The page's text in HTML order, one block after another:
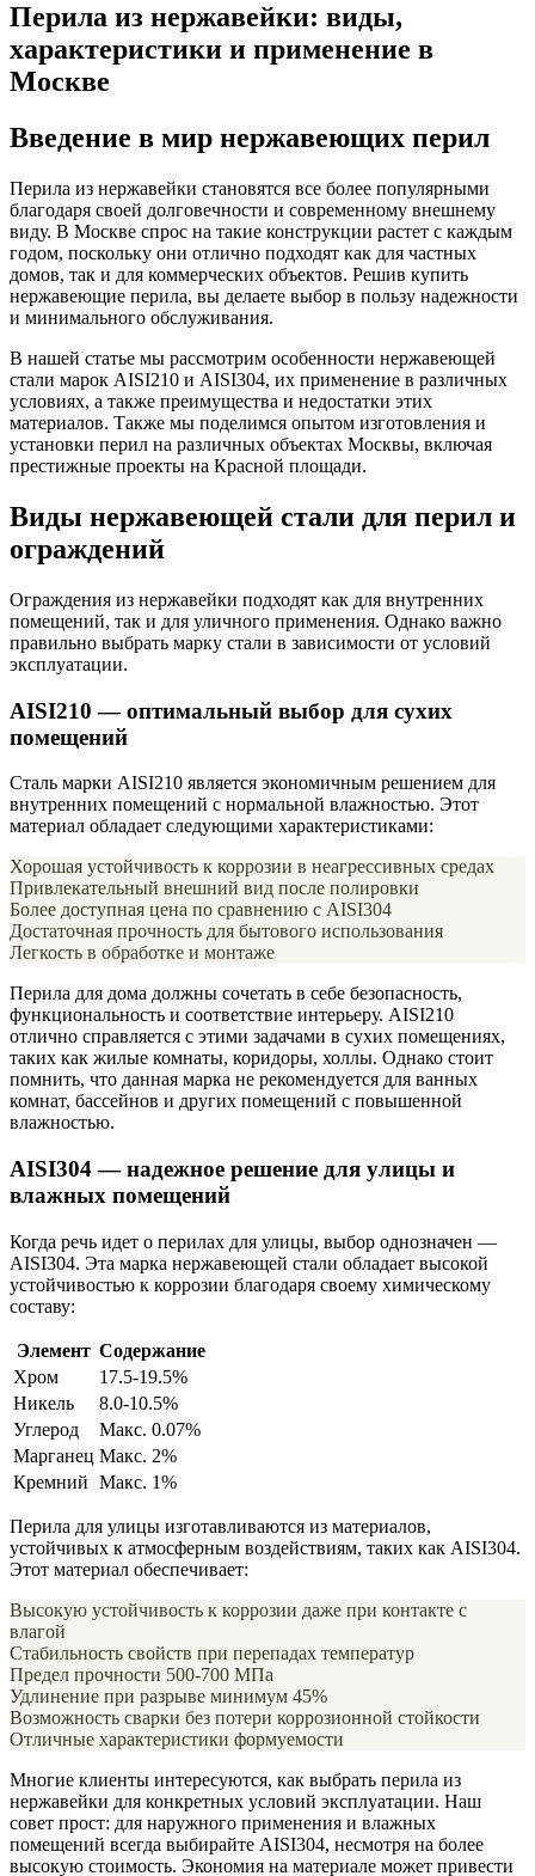
Перила из нержавейки: виды,
характеристики и применение в
Москве
Введение в мир нержавеющих перил
Перила из нержавейки становятся все более популярными
благодаря своей долговечности и современному внешнему
виду. В Москве спрос на такие конструкции растет с каждым
годом, поскольку они отлично подходят как для частных
домов, так и для коммерческих объектов. Решив купить
нержавеющие перила, вы делаете выбор в пользу надежности
и минимального обслуживания.
В нашей статье мы рассмотрим особенности нержавеющей
стали марок AISI210 и AISI304, их применение в различных
условиях, а также преимущества и недостатки этих
материалов. Также мы поделимся опытом изготовления и
установки перил на различных объектах Москвы, включая
престижные проекты на Красной площади.
Виды нержавеющей стали для перил и
ограждений
Ограждения из нержавейки подходят как для внутренних
помещений, так и для уличного применения. Однако важно
правильно выбрать марку стали в зависимости от условий
эксплуатации.
AISI210 — оптимальный выбор для сухих
помещений
Сталь марки AISI210 является экономичным решением для
внутренних помещений с нормальной влажностью. Этот
материал обладает следующими характеристиками:
Хорошая устойчивость к коррозии в неагрессивных средах
Привлекательный внешний вид после полировки
Более доступная цена по сравнению с AISI304
Достаточная прочность для бытового использования
Легкость в обработке и монтаже
Перила для дома должны сочетать в себе безопасность,
функциональность и соответствие интерьеру. AISI210
отлично справляется с этими задачами в сухих помещениях,
таких как жилые комнаты, коридоры, холлы. Однако стоит
помнить, что данная марка не рекомендуется для ванных
комнат, бассейнов и других помещений с повышенной
влажностью.
AISI304 — надежное решение для улицы и
влажных помещений
Когда речь идет о перилах для улицы, выбор однозначен —
AISI304. Эта марка нержавеющей стали обладает высокой
устойчивостью к коррозии благодаря своему химическому
составу:
Элемент Содержание
Хром
17.5-19.5%
Никель
8.0-10.5%
Углерод
Макс. 0.07%
Марганец Макс. 2%
Кремний Макс. 1%
Перила для улицы изготавливаются из материалов,
устойчивых к атмосферным воздействиям, таких как AISI304.
Этот материал обеспечивает:
Высокую устойчивость к коррозии даже при контакте с
влагой
Стабильность свойств при перепадах температур
Предел прочности 500-700 МПа
Удлинение при разрыве минимум 45%
Возможность сварки без потери коррозионной стойкости
Отличные характеристики формуемости
Многие клиенты интересуются, как выбрать перила из
нержавейки для конкретных условий эксплуатации. Наш
совет прост: для наружного применения и влажных
помещений всегда выбирайте AISI304, несмотря на более
высокую стоимость. Экономия на материале может привести